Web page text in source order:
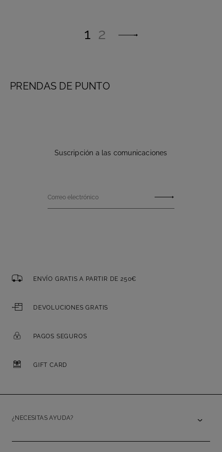
1 2
PRENDAS DE PUNTO
Suscripción a las comunicaciones
Correo electrónico
ENVÍO GRATIS A PARTIR DE 250€
DEVOLUCIONES GRATIS
PAGOS SEGUROS
GIFT CARD
¿NECESITAS AYUDA?